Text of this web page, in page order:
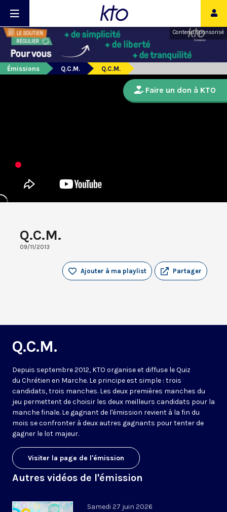
Contenu sponsorisé
Émissions Q.C.M. Q.C.M.
Q.C.M.
09/11/2013
Partager
Ajouter à ma playlist
Q.C.M.
Depuis septembre 2012, KTO organise et diffuse le Quiz
du Chrétien en Marche. Le principe est simple : trois
candidats, trois manches. Les deux premières manches du
jeu permettent de choisir les deux meilleurs candidats pour la
manche finale. Le gagnant de l'émission revient à la fin du
mois se confronter à deux autres gagnants pour tenter de
gagner le lot majeur.
Visiter la page de l'émission
Autres vidéos de l'émission
Samedi 27 juin 2026
Faire un don à KTO